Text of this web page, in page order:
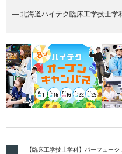
— 北海道ハイテク臨床工学技士学
【臨床工学技士学科】パーフュージ